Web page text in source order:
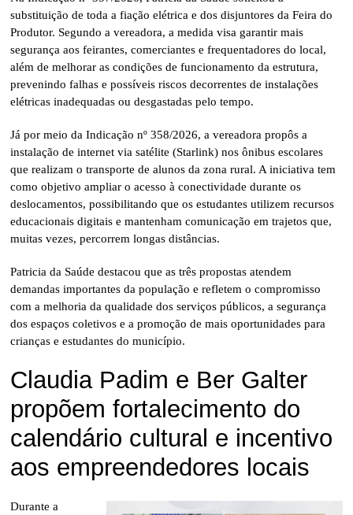
substituição de toda a fiação elétrica e dos disjuntores da Feira do
Produtor. Segundo a vereadora, a medida visa garantir mais
segurança aos feirantes, comerciantes e frequentadores do local,
além de melhorar as condições de funcionamento da estrutura,
prevenindo falhas e possíveis riscos decorrentes de instalações
elétricas inadequadas ou desgastadas pelo tempo.
Já por meio da Indicação nº 358/2026, a vereadora propôs a
instalação de internet via satélite (Starlink) nos ônibus escolares
que realizam o transporte de alunos da zona rural. A iniciativa tem
como objetivo ampliar o acesso à conectividade durante os
deslocamentos, possibilitando que os estudantes utilizem recursos
educacionais digitais e mantenham comunicação em trajetos que,
muitas vezes, percorrem longas distâncias.
Patricia da Saúde destacou que as três propostas atendem
demandas importantes da população e refletem o compromisso
com a melhoria da qualidade dos serviços públicos, a segurança
dos espaços coletivos e a promoção de mais oportunidades para
crianças e estudantes do município.
Claudia Padim e Ber Galter
propõem fortalecimento do
calendário cultural e incentivo
aos empreendedores locais
Durante a